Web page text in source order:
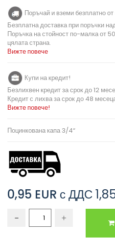
Поръчай и вземи безплатно
Безплатна доставка при поръчки
Поръчка на стойност по-малка от
цялата страна.
Вижте повече
Купи на кредит!
Безлихвен кредит за срок до 12
Кредит с лихва за срок до 48
Вижте повече!
Поцинкована капа 3/4“
0,95 EUR с ДДС